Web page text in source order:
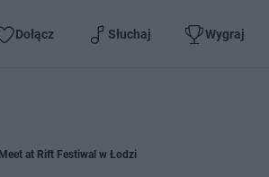
Dołącz Słuchaj Wygraj
at Rift Festiwal w Łodzi